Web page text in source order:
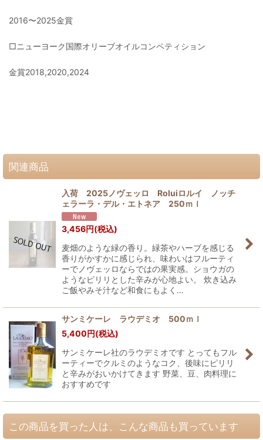
2016〜2025金賞
□ニューヨーク国際オリーブオイルコンペティション
金賞2018,2020,2024
関連商品
入荷 2025ノヴェッロ Roluiロルイ ノッチ
ェラーラ・デル・エトネア 250ｍｌ
3,456円(税込)
麦畑のような緑の香り。緑茶やハーブを感じる
香りがかすかに感じられ、味わいはフルーティ
ーでノヴェッロならではの果実感。ショウガの
ようなピリリとした辛みが心地よい。 炊き込み
ご飯やみそ汁など和食にもよく…
サンミケーレ ラウデミオ 500ｍｌ
5,400円(税込)
サンミケーレ社のラウデミオです とってもフル
ーティーでクルミのようなコク、後味にピリリ
と辛みがおいかけてきます 野菜、豆、肉料理に
おすすめです
この商品を買った人は、こんな商品も買っています